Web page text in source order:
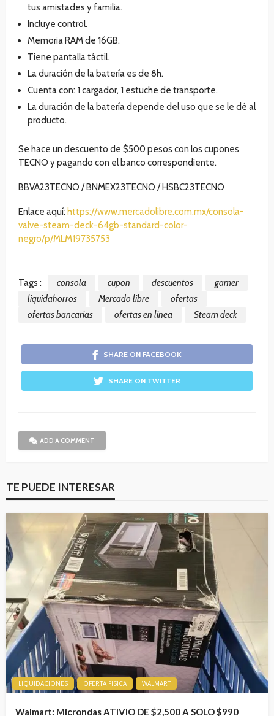
tus amistades y familia.
Incluye control.
Memoria RAM de 16GB.
Tiene pantalla táctil.
La duración de la batería es de 8h.
Cuenta con: 1 cargador, 1 estuche de transporte.
La duración de la batería depende del uso que se le dé al
producto.
Se hace un descuento de $500 pesos con los cupones
TECNO y pagando con el banco correspondiente.
BBVA23TECNO / BNMEX23TECNO / HSBC23TECNO
Enlace aquí: https://www.mercadolibre.com.mx/consola-
valve-steam-deck-64gb-standard-color-
negro/p/MLM19735753
Tags : consola cupon descuentos
gamer
liquidahorros
Mercado libre
ofertas
ofertas bancarias
ofertas en linea Steam deck
SHARE ON FACEBOOK
SHARE ON TWITTER
ADD A COMMENT
TE PUEDE INTERESAR
LIQUIDACIONES OFERTA FISICA WALMART
Walmart: Microndas ATIVIO DE $2,500 A SOLO $990